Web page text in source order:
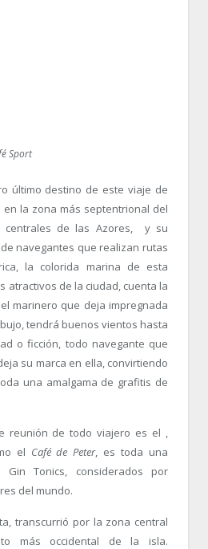
Sport
último destino de este viaje de
en la zona más septentrional del
centrales de las Azores, y su
navegantes que realizan rutas
la colorida marina de esta
atractivos de la ciudad, cuenta la
marinero que deja impregnada
tendrá buenos vientos hasta
o ficción, todo navegante que
su marca en ella, convirtiendo
una amalgama de grafitis de
reunión de todo viajero es el ,
el Café de Peter, es toda una
Tonics, considerados por
del mundo.
transcurrió por la zona central
más occidental de la isla.